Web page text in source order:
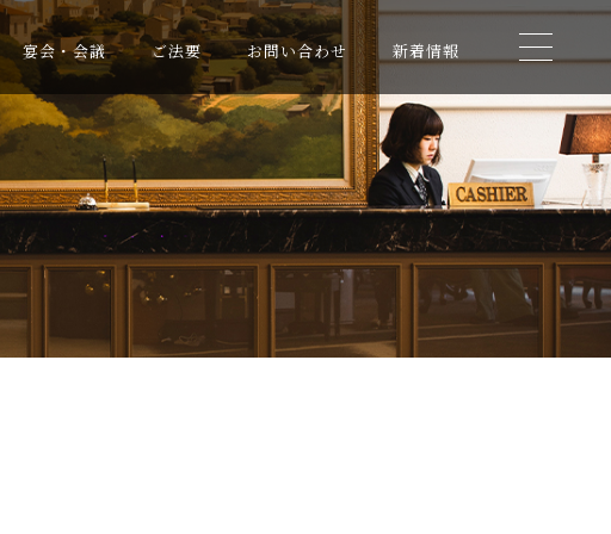
宴会・会議 ご法要 お問い合わせ 新着情報